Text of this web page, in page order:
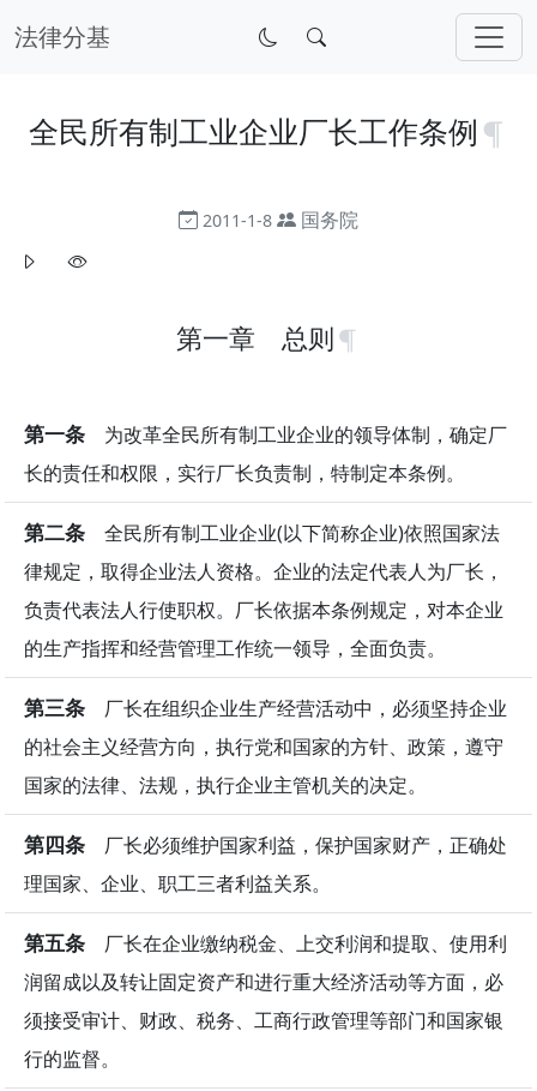
法律分基
全民所有制工业企业厂长工作条例
2011-1-8 国务院
第一章 总则
第一条 为改革全民所有制工业企业的领导体制，确定厂
长的责任和权限，实行厂长负责制，特制定本条例。
第二条 全民所有制工业企业(以下简称企业)依照国家法
律规定，取得企业法人资格。企业的法定代表人为厂长，
负责代表法人行使职权。厂长依据本条例规定，对本企业
的生产指挥和经营管理工作统一领导，全面负责。
第三条 厂长在组织企业生产经营活动中，必须坚持企业
的社会主义经营方向，执行党和国家的方针、政策，遵守
国家的法律、法规，执行企业主管机关的决定。
第四条 厂长必须维护国家利益，保护国家财产，正确处
理国家、企业、职工三者利益关系。
第五条 厂长在企业缴纳税金、上交利润和提取、使用利
润留成以及转让固定资产和进行重大经济活动等方面，必
须接受审计、财政、税务、工商行政管理等部门和国家银
行的监督。